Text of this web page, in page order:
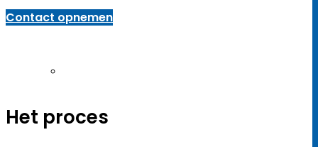
Contact opnemen
Het proces